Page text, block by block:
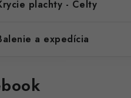
plachty - Celty
a expedícia